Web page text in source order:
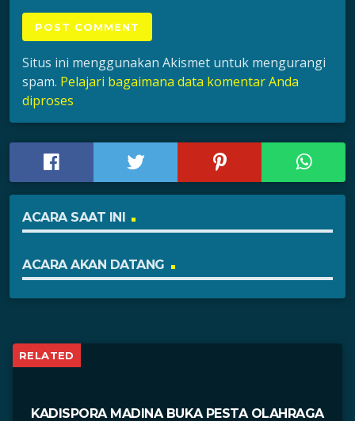
Situs ini menggunakan Akismet untuk mengurangi
spam. Pelajari bagaimana data komentar Anda
diproses
ACARA SAAT INI
ACARA AKAN DATANG
RELATED
KADISPORA MADINA BUKA PESTA OLAHRAGA